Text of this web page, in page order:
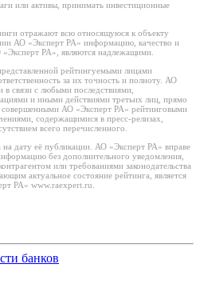
или активы, принимать инвестиционные
отражают всю относящуюся к объекту
АО «Эксперт РА» информацию, качество и
РА», являются надлежащими.
рейтингуемыми лицами
за их точность и полноту. АО
в связи с любыми последствиями,
и иными действиями третьих лиц, прямо
совершенными АО «Эксперт РА» рейтинговыми
содержащимися в пресс-релизах,
всего перечисленного.
на дату её публикации. АО «Эксперт РА» вправе
без дополнительного уведомления,
или требованиями законодательства
актуальное состояние рейтинга, является
РА» www.raexpert.ru.
банков